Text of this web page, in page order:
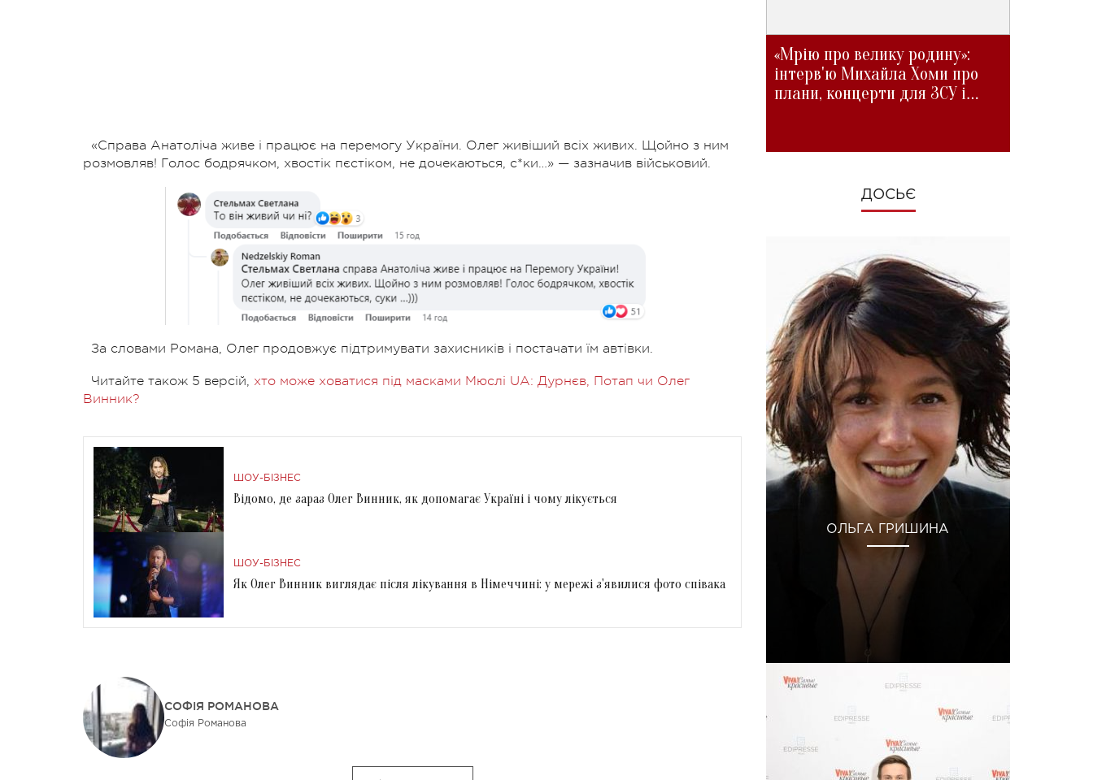
«Справа Анатоліча живе і працює на перемогу України. Олег живіший всіх живих. Щойно з ним
розмовляв! Голос бодрячком, хвостік пєстіком, не дочекаються, с*ки…» — зазначив військовий.
За словами Романа, Олег продовжує підтримувати захисників і постачати їм автівки.
Читайте також 5 версій, хто може ховатися під масками Мюслі UA: Дурнєв, Потап чи Олег
Винник?
ШОУ-БІЗНЕС
Відомо, де зараз Олег Винник, як допомагає Україні і чому лікується
ШОУ-БІЗНЕС
Як Олег Винник виглядає після лікування в Німеччині: у мережі з'явилися фото співака
СОФІЯ РОМАНОВА
Софія Романова
«Мрію про велику родину»:
інтерв'ю Михайла Хоми про
плани, концерти для ЗСУ і
ДОСЬЄ
ОЛЬГА ГРИШИНА